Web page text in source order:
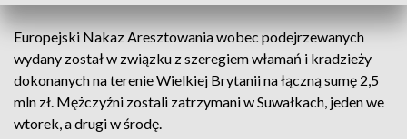
Europejski Nakaz Aresztowania wobec podejrzewanych
wydany został w związku z szeregiem włamań i kradzieży
dokonanych na terenie Wielkiej Brytanii na łączną sumę 2,5
mln zł. Mężczyźni zostali zatrzymani w Suwałkach, jeden we
wtorek, a drugi w środę.